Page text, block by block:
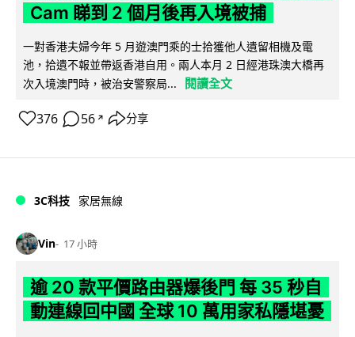
Cam 睇到 2 個月後再入境被捕
一對香港夫婦今年 5 月遊澳門乘的士拾獲他人遺留相機及電
池，拾遺不報並帶返香港自用。兩人本月 2 日經港珠澳大橋再
次入境澳門時，被治安警察局...
閱讀全文
376 56 ↗ 分享
3C科技 家居無線
Vin 17 小時
逾 20 款平價路由器爆後門 每 35 秒自
動連線回中國 全球 10 萬用家私隱堪憂